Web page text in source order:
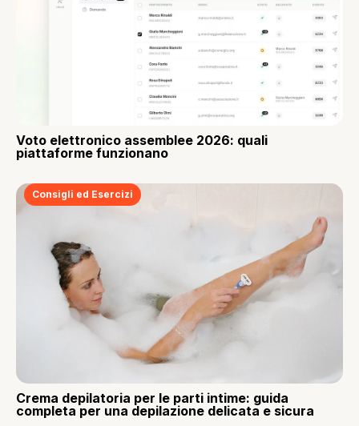
Voto elettronico assemblee 2026: quali
piattaforme funzionano
Consigli ed Esercizi
Crema depilatoria per le parti intime: guida
completa per una depilazione delicata e sicura